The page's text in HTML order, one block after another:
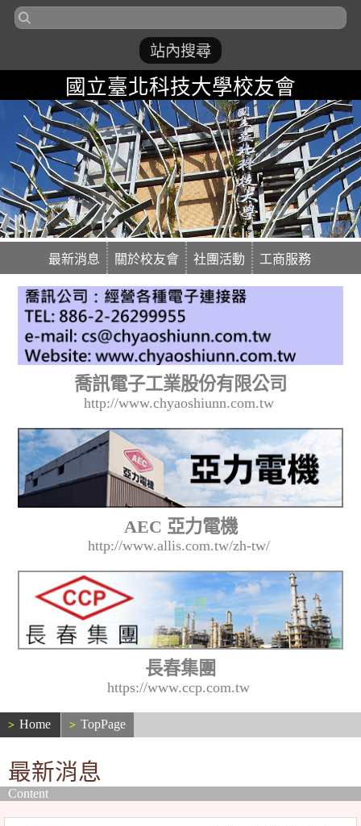
國立臺北科技大學校友會
最新消息 關於校友會 社團活動 工商服務
喬訊電子工業股份有限公司
http://www.chyaoshiunn.com.tw
AEC 亞力電機
http://www.allis.com.tw/zh-tw/
長春集團
https://www.ccp.com.tw
Home TopPage
最新消息
Content